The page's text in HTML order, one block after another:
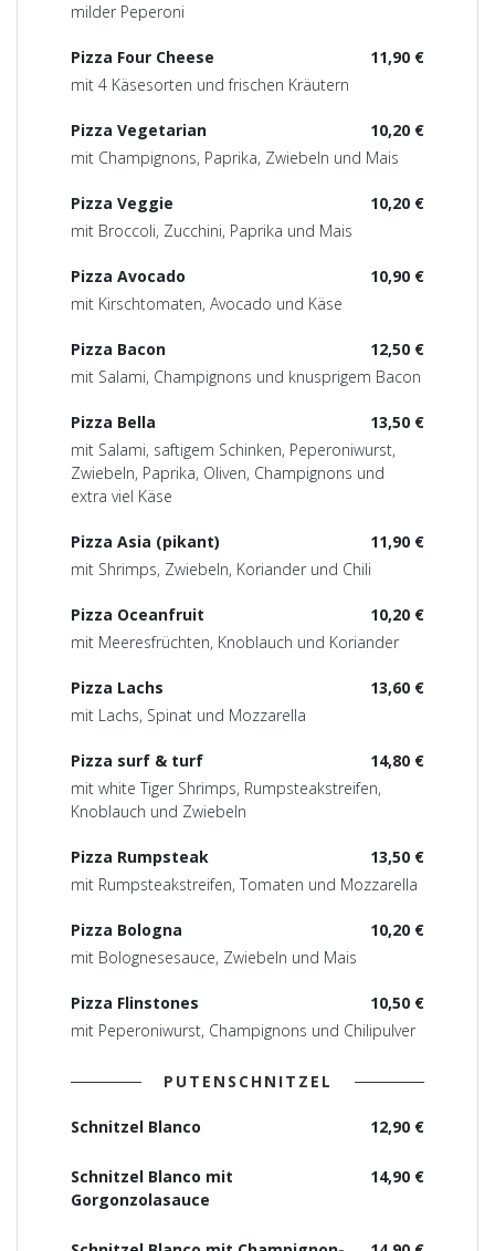
milder Peperoni
11,90 €
Pizza Four Cheese
mit 4 Käsesorten und frischen Kräutern
10,20 €
Pizza Vegetarian
mit Champignons, Paprika, Zwiebeln und Mais
10,20 €
Pizza Veggie
mit Broccoli, Zucchini, Paprika und Mais
10,90 €
Pizza Avocado
mit Kirschtomaten, Avocado und Käse
12,50 €
Pizza Bacon
mit Salami, Champignons und knusprigem Bacon
13,50 €
Pizza Bella
mit Salami, saftigem Schinken, Peperoniwurst,
Zwiebeln, Paprika, Oliven, Champignons und
extra viel Käse
11,90 €
Pizza Asia (pikant)
mit Shrimps, Zwiebeln, Koriander und Chili
10,20 €
Pizza Oceanfruit
mit Meeresfrüchten, Knoblauch und Koriander
13,60 €
Pizza Lachs
mit Lachs, Spinat und Mozzarella
14,80 €
Pizza surf & turf
mit white Tiger Shrimps, Rumpsteakstreifen,
Knoblauch und Zwiebeln
13,50 €
Pizza Rumpsteak
mit Rumpsteakstreifen, Tomaten und Mozzarella
10,20 €
Pizza Bologna
mit Bolognesesauce, Zwiebeln und Mais
10,50 €
Pizza Flinstones
mit Peperoniwurst, Champignons und Chilipulver
PUTENSCHNITZEL
12,90 €
Schnitzel Blanco
14,90 €
Schnitzel Blanco mit
Gorgonzolasauce